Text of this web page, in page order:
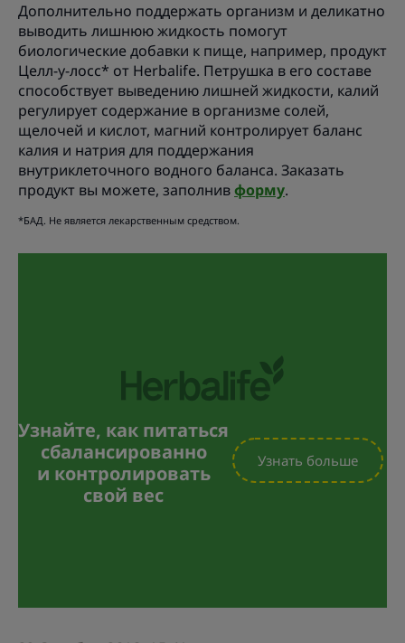
Дополнительно поддержать организм и деликатно
выводить лишнюю жидкость помогут
биологические добавки к пище, например, продукт
Целл-у-лоcс* от Herbalife. Петрушка в его составе
способствует выведению лишней жидкости, калий
регулирует содержание в организме солей,
щелочей и кислот, магний контролирует баланс
калия и натрия для поддержания
внутриклеточного водного баланса. Заказать
продукт вы можете, заполнивформу.
*БАД. Не является лекарственным средством.
Узнайте, как питаться
сбалансированно
и контролировать
свой вес
Узнать больше